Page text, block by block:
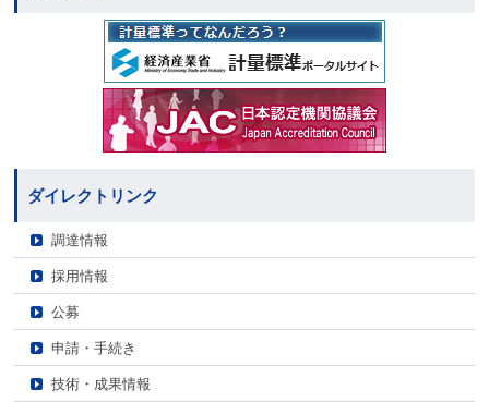
ダイレクトリンク
調達情報
採用情報
公募
申請・手続き
技術・成果情報